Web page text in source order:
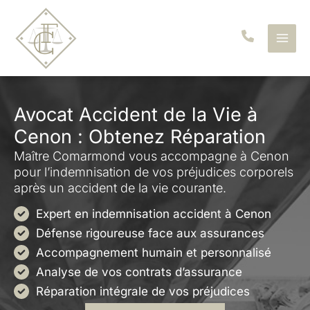
contenu
Avocat Accident de la Vie à
Cenon : Obtenez Réparation
Maître Comarmond vous accompagne à Cenon
pour l’indemnisation de vos préjudices corporels
après un accident de la vie courante.
Expert en indemnisation accident à Cenon
Défense rigoureuse face aux assurances
Accompagnement humain et personnalisé
Analyse de vos contrats d’assurance
Réparation intégrale de vos préjudices